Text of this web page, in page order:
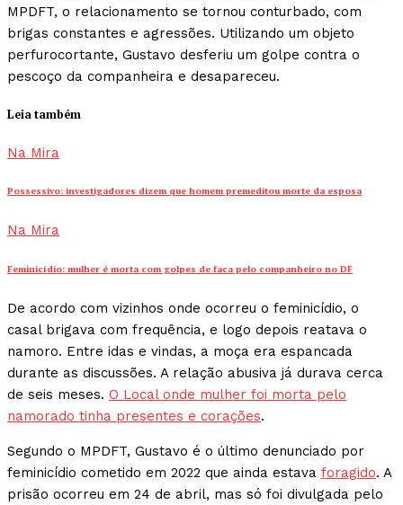
MPDFT, o relacionamento se tornou conturbado, com
brigas constantes e agressões. Utilizando um objeto
perfurocortante, Gustavo desferiu um golpe contra o
pescoço da companheira e desapareceu.
Leia também
Na Mira
Possessivo: investigadores dizem que homem premeditou morte da esposa
Na Mira
Feminicídio: mulher é morta com golpes de faca pelo companheiro no DF
De acordo com vizinhos onde ocorreu o feminicídio, o
casal brigava com frequência, e logo depois reatava o
namoro. Entre idas e vindas, a moça era espancada
durante as discussões. A relação abusiva já durava cerca
de seis meses. O Local onde mulher foi morta pelo
namorado tinha presentes e corações.
Segundo o MPDFT, Gustavo é o último denunciado por
feminicídio cometido em 2022 que ainda estava foragido. A
prisão ocorreu em 24 de abril, mas só foi divulgada pelo